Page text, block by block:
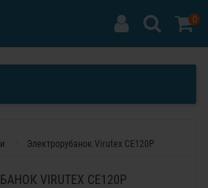
0
Электрорубанок Virutex CE120P
VIRUTEX CE120P